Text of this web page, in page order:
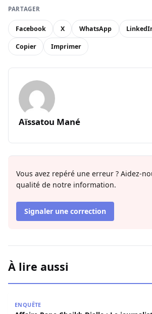
PARTAGER
Facebook X WhatsApp
Copier Imprimer
Aïssatou Mané
Vous avez repéré une erreur ? Aidez-
qualité de notre information.
Signaler une correction
À lire aussi
ENQUÊTE